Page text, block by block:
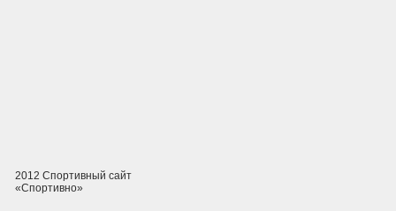
2012 Спортивный сайт
«Спортивно»